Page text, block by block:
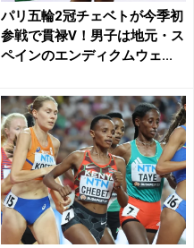
パリ五輪2冠チェベトが今季初
参戦で貫禄V！男子は地元・ス
ペインのエンディクムウェ...